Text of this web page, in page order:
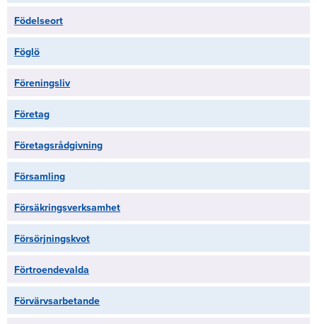
Födelseort
Föglö
Föreningsliv
Företag
Företagsrådgivning
Församling
Försäkringsverksamhet
Försörjningskvot
Förtroendevalda
Förvärvsarbetande